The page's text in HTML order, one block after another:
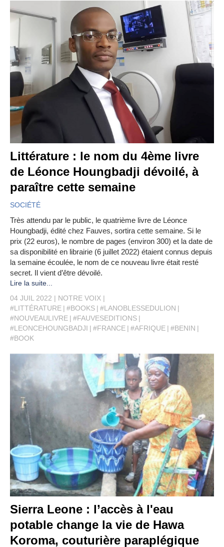
Littérature : le nom du 4ème livre
de Léonce Houngbadji dévoilé, à
paraître cette semaine
SOCIÉTÉ
Très attendu par le public, le quatrième livre de Léonce
Houngbadji, édité chez Fauves, sortira cette semaine. Si le
prix (22 euros), le nombre de pages (environ 300) et la date de
sa disponibilité en librairie (6 juillet 2022) étaient connus depuis
la semaine écoulée, le nom de ce nouveau livre était resté
secret. Il vient d’être dévoilé.
Lire la suite...
04 JUIL 2022
NOTRE VOIX
#LITTÉRATURE
#BOOKS
#LANOBLESSEDULION
#NOUVEAULIVRE
#FAUVESEDITIONS
#LEONCEHOUNGBADJI
#FRANCE #AFRIQUE
#BENIN
#BOOK
Sierra Leone : l’accès à l'eau
potable change la vie de Hawa
Koroma, couturière paraplégique